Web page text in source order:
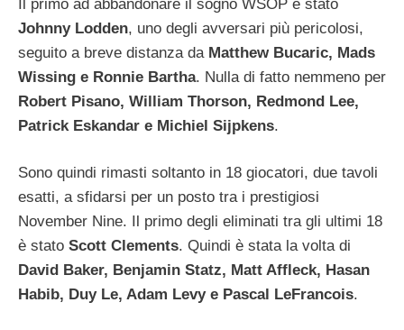
Il primo ad abbandonare il sogno WSOP è stato
Johnny Lodden, uno degli avversari più pericolosi,
seguito a breve distanza da Matthew Bucaric, Mads
Wissing e Ronnie Bartha. Nulla di fatto nemmeno per
Robert Pisano, William Thorson, Redmond Lee,
Patrick Eskandar e Michiel Sijpkens.
Sono quindi rimasti soltanto in 18 giocatori, due tavoli
esatti, a sfidarsi per un posto tra i prestigiosi
November Nine. Il primo degli eliminati tra gli ultimi 18
è stato Scott Clements. Quindi è stata la volta di
David Baker, Benjamin Statz, Matt Affleck, Hasan
Habib, Duy Le, Adam Levy e Pascal LeFrancois.